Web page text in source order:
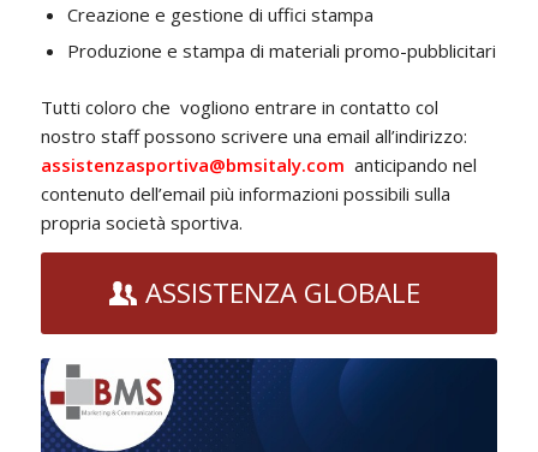
Creazione e gestione di uffici stampa
Produzione e stampa di materiali promo-pubblicitari
Tutti coloro che vogliono entrare in contatto col
nostro staff possono scrivere una email all’indirizzo:
assistenzasportiva@bmsitaly.com anticipando nel
contenuto dell’email più informazioni possibili sulla
propria società sportiva.
ASSISTENZA GLOBALE